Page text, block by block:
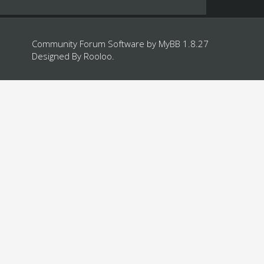
Community Forum Software by MyBB 1.8.27
Designed By Rooloo.